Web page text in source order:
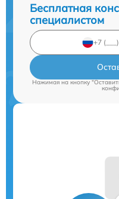
Бесплатная
специалистом
Нажимая на кнопку